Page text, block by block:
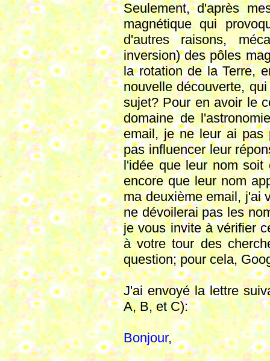
Seulement, d'après
magnétique qui
d'autres raisons,
inversion) des pôles
la rotation de la Terre,
nouvelle découverte,
sujet? Pour en avoir le
domaine de
email, je ne leur ai pas
pas influencer leur
l'idée que leur nom
encore que leur nom
ma deuxième email, j'ai
ne dévoilerai pas les
je vous invite à vérifier
à votre tour des
question; pour cela,
J'ai envoyé la lettre
A, B, et C):
Bonjour,